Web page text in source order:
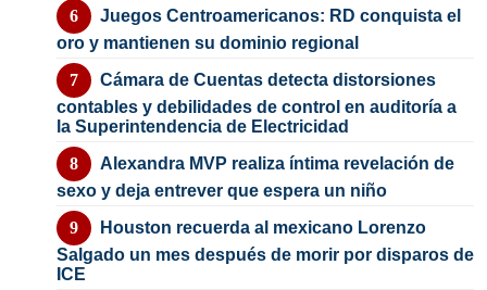
Juegos Centroamericanos: RD conquista el
oro y mantienen su dominio regional
Cámara de Cuentas detecta distorsiones
contables y debilidades de control en auditoría a
la Superintendencia de Electricidad
Alexandra MVP realiza íntima revelación de
sexo y deja entrever que espera un niño
Houston recuerda al mexicano Lorenzo
Salgado un mes después de morir por disparos de
ICE